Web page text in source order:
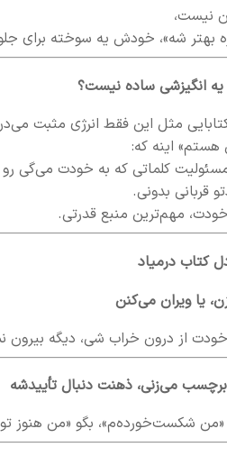
نیست،
بهتر شه»، خودش یه سوخته برای
انگیزشی ساده نیست؟
مثل این فقط انرژی مثبت
اینه که:
مسئولیت کلماتی که به خودت می‌گی رو
قربانی بدونی.
مهم‌ترین منبع قدرتی.
کتاب درمیاد
خودت از درون خراب شی، دیگه بیرون
شکست‌خورده‌م»، بگو «من هنوز تو